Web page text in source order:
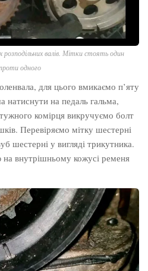
валів. Мітки стоять один
одного
для цього вмикаємо п’яту
на педаль гальма,
комірця викручуємо болт
Перевіряємо мітку шестерні
шестерні у вигляді трикутника.
на внутрішньому кожусі ременя